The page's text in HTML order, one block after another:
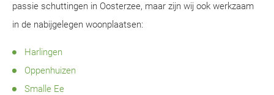
passie schuttingen in Oosterzee, maar zijn wij ook werkzaam
in de nabijgelegen woonplaatsen:
Harlingen
Oppenhuizen
Smalle Ee